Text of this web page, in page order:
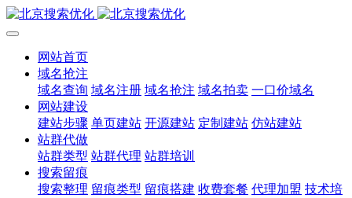
网站首页
域名抢注
域名查询 域名注册 域名抢注 域名拍卖 一口价域名
网站建设
建站步骤 单页建站 开源建站 定制建站 仿站建站
站群代做
站群类型 站群代理 站群培训
搜索留痕
搜索整理 留痕类型 留痕搭建 收费套餐 代理加盟 技术培